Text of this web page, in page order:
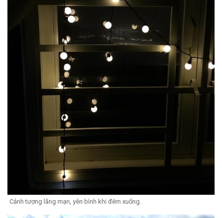
Cảnh tượng lãng mạn, yên bình khi đêm xuống.